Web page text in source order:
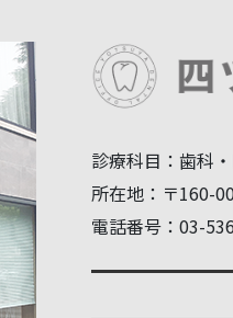
診療科目：歯科
所在地：〒160-
電話番号：03-